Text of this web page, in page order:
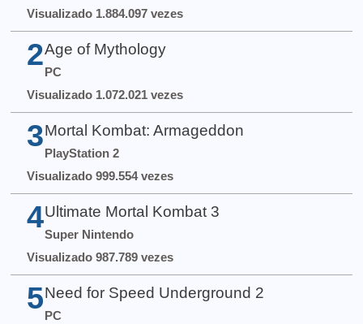
Visualizado 1.884.097 vezes
2 Age of Mythology
PC
Visualizado 1.072.021 vezes
3 Mortal Kombat: Armageddon
PlayStation 2
Visualizado 999.554 vezes
4 Ultimate Mortal Kombat 3
Super Nintendo
Visualizado 987.789 vezes
5 Need for Speed Underground 2
PC